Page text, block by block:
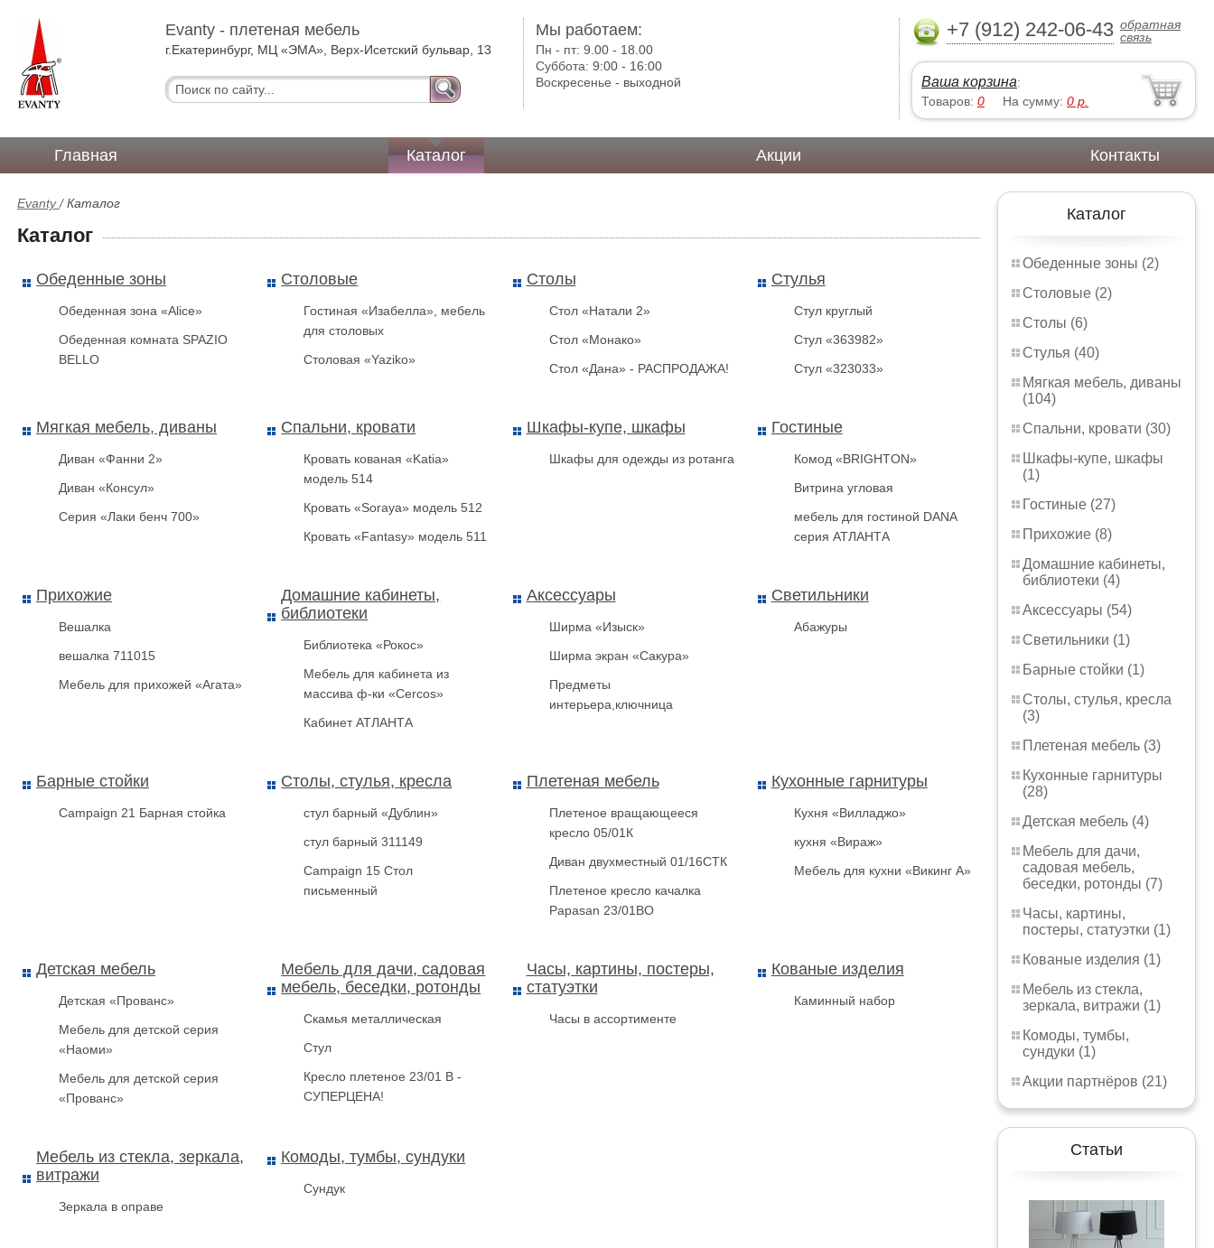
Evanty - плетеная мебель
г.Екатеринбург, МЦ «ЭМА», Верх-Исетский бульвар, 13
Мы работаем:
Пн - пт:9.00 - 18.00
Суббота:9:00 - 16:00
Воскресенье - выходной
+7 (912) 242-06-43 обратная
связь
Ваша корзина:
Товаров: 0 На сумму: 0 р.
Главная Каталог Акции Контакты
Каталог
Обеденные зоны (2)
Столовые (2)
Столы (6)
Стулья (40)
Мягкая мебель, диваны
(104)
Спальни, кровати (30)
Шкафы-купе, шкафы
(1)
Гостиные (27)
Прихожие (8)
Домашние кабинеты,
библиотеки (4)
Аксессуары (54)
Светильники (1)
Барные стойки (1)
Столы, стулья, кресла
(3)
Плетеная мебель (3)
Кухонные гарнитуры
(28)
Детская мебель (4)
Мебель для дачи,
садовая мебель,
беседки, ротонды (7)
Часы, картины,
постеры, статуэтки (1)
Кованые изделия (1)
Мебель из стекла,
зеркала, витражи (1)
Комоды, тумбы,
сундуки (1)
Акции партнёров (21)
Статьи
Evanty/Каталог
Каталог
Обеденные зоны
Обеденная зона «Alice»
Обеденная комната SPAZIO
BELLO
Столовые
Гостиная «Изабелла», мебель
для столовых
Столовая «Yaziko»
Столы
Стол «Натали 2»
Стол «Монако»
Стол «Дана» - РАСПРОДАЖА!
Стулья
Стул круглый
Стул «363982»
Стул «323033»
Мягкая мебель, диваны
Диван «Фанни 2»
Диван «Консул»
Серия «Лаки бенч 700»
Спальни, кровати
Кровать кованая «Katia»
модель 514
Кровать «Soraya» модель 512
Кровать «Fantasy» модель 511
Шкафы-купе, шкафы
Шкафы для одежды из ротанга
Гостиные
Комод «BRIGHTON»
Витрина угловая
мебель для гостиной DANA
серия АТЛАНТА
Прихожие
Вешалка
вешалка 711015
Мебель для прихожей «Агата»
Домашние кабинеты,
библиотеки
Библиотека «Рокос»
Мебель для кабинета из
массива ф-ки «Cercos»
Кабинет АТЛАНТА
Аксессуары
Ширма «Изыск»
Ширма экран «Сакура»
Предметы
интерьера,ключница
Светильники
Абажуры
Барные стойки
Campaign 21 Барная стойка
Столы, стулья, кресла
стул барный «Дублин»
стул барный 311149
Campaign 15 Стол
письменный
Плетеная мебель
Плетеное вращающееся
кресло 05/01К
Диван двухместный 01/16СТК
Плетеное кресло качалка
Papasan 23/01BО
Кухонные гарнитуры
Кухня «Вилладжо»
кухня «Вираж»
Мебель для кухни «Викинг А»
Детская мебель
Детская «Прованс»
Мебель для детской серия
«Наоми»
Мебель для детской серия
«Прованс»
Мебель для дачи, садовая
мебель, беседки, ротонды
Скамья металлическая
Стул
Кресло плетеное 23/01 В -
СУПЕРЦЕНА!
Часы, картины, постеры,
статуэтки
Часы в ассортименте
Кованые изделия
Каминный набор
Мебель из стекла, зеркала,
витражи
Зеркала в оправе
Комоды, тумбы, сундуки
Сундук